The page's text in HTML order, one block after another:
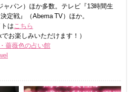
ャパン）ほか多数。テレビ『13時間生
戦』（Abema TV）ほか。
は こちら
お楽しみいただけます！）
薔薇色の占い館